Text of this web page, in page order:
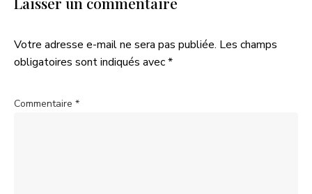
Votre adresse e-mail ne sera pas publiée. Les champs
obligatoires sont indiqués avec*
Commentaire *